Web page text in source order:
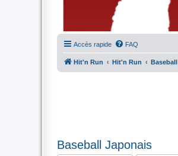
Accès rapide FAQ
Hit'n Run Hit'n Run Baseball
Baseball Japonais